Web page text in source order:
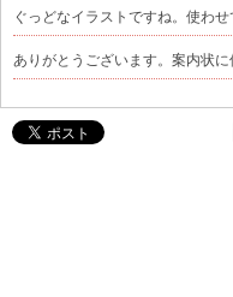
ぐっどなイラストですね。使わせ
ありがとうございます。案内状に